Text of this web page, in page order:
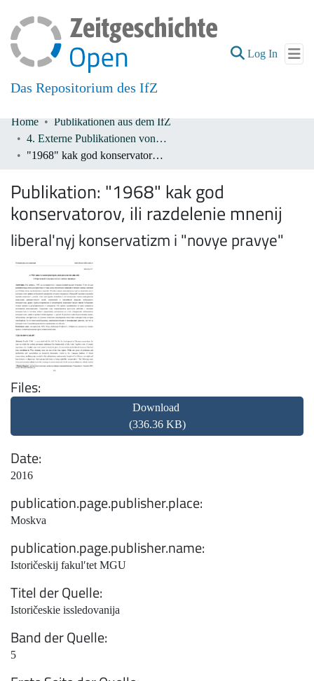
Das Repositorium des IfZ
Log In (current)
Communities & Collections
All of DSpace
Home
Publikationen aus dem IfZ
4. Externe Publikationen von IfZ-Mitarbeiter*innen
"1968" kak god konservatorov, ili razdelenie mnenij
Publikation: "1968" kak god
konservatorov, ili razdelenie mnenij
liberal'nyj konservatizm i "novye pravye"
Files
Download
(336.36 KB)
Date
2016
publication.page.publisher.place
Moskva
publication.page.publisher.name
Istoričeskij fakulʹtet MGU
Titel der Quelle
Istoričeskie issledovanija
Band der Quelle
5